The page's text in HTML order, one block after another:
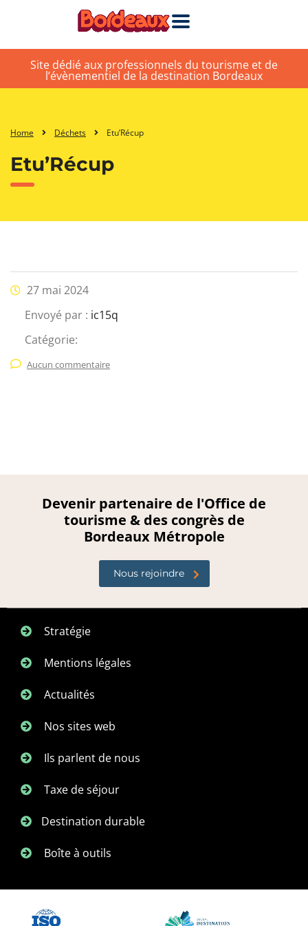
Site dédié aux professionnels du tourisme et de
l’évènementiel de la destination Bordeaux
Home Déchets Etu’Récup
Etu’Récup
27 mai 2024
Envoyé par : ic15q
Catégorie:
Aucun commentaire
Devenir partenaire de l'Office de
tourisme & des congrès de
Bordeaux Métropole
Nous rejoindre
Stratégie
Mentions légales
Actualités
Nos sites web
Ils parlent de nous
Taxe de séjour
Destination durable
Boîte à outils